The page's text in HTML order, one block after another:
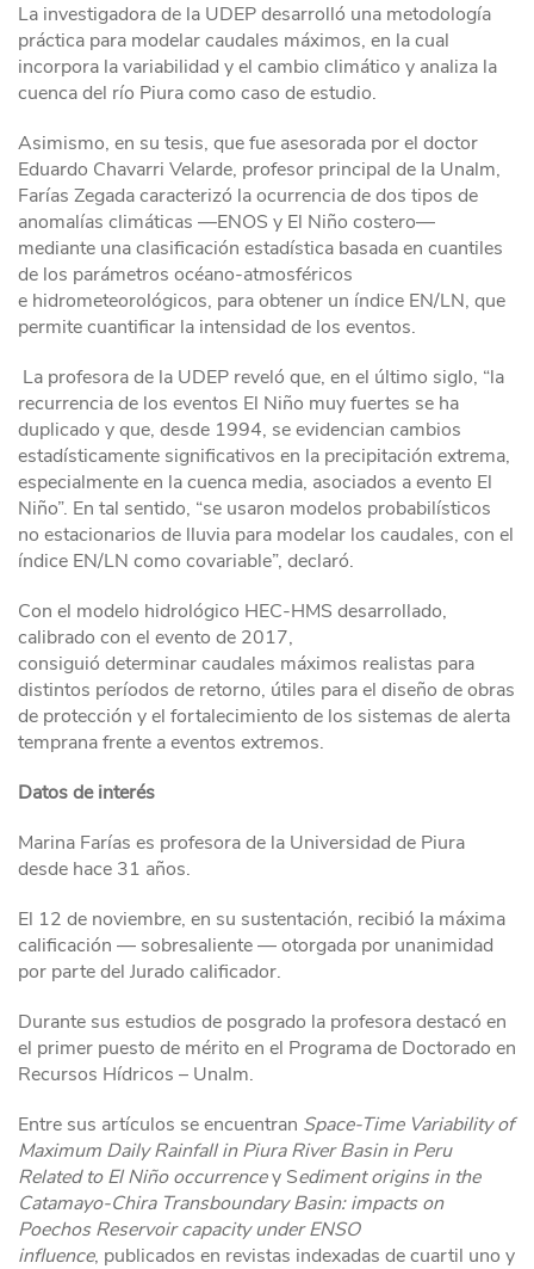
La investigadora de la UDEP desarrolló una metodología
práctica para modelar caudales máximos, en la cual
incorpora la variabilidad y el cambio climático y analiza la
cuenca del río Piura como caso de estudio.
Asimismo, en su tesis, que fue asesorada por el doctor
Eduardo Chavarri Velarde, profesor principal de la Unalm,
Farías Zegada caracterizó la ocurrencia de dos tipos de
anomalías climáticas —ENOS y El Niño costero—
mediante una clasificación estadística basada en cuantiles
de los parámetros océano-atmosféricos
e hidrometeorológicos, para obtener un índice EN/LN, que
permite cuantificar la intensidad de los eventos.
La profesora de la UDEP reveló que, en el último siglo, “la
recurrencia de los eventos El Niño muy fuertes se ha
duplicado y que, desde 1994, se evidencian cambios
estadísticamente significativos en la precipitación extrema,
especialmente en la cuenca media, asociados a evento El
Niño”. En tal sentido, “se usaron modelos probabilísticos
no estacionarios de lluvia para modelar los caudales, con el
índice EN/LN como covariable”, declaró.
Con el modelo hidrológico HEC-HMS desarrollado,
calibrado con el evento de 2017,
consiguió determinar caudales máximos realistas para
distintos períodos de retorno, útiles para el diseño de obras
de protección y el fortalecimiento de los sistemas de alerta
temprana frente a eventos extremos.
Datos de interés
Marina Farías es profesora de la Universidad de Piura
desde hace 31 años.
El 12 de noviembre, en su sustentación, recibió la máxima
calificación — sobresaliente — otorgada por unanimidad
por parte del Jurado calificador.
Durante sus estudios de posgrado la profesora destacó en
el primer puesto de mérito en el Programa de Doctorado en
Recursos Hídricos – Unalm.
Entre sus artículos se encuentran Space-Time Variability of
Maximum Daily Rainfall in Piura River Basin in Peru
Related to El Niño occurrencey Sediment origins in the
Catamayo-Chira Transboundary Basin: impacts on
Poechos Reservoir capacity under ENSO
influence, publicados en revistas indexadas de cuartil uno y